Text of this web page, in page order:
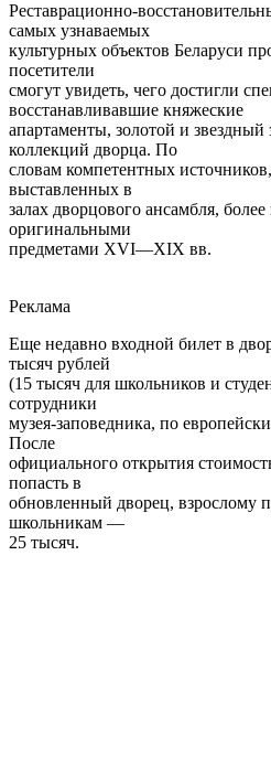
Реставрационно-
самых узнаваемых
культурных объектов Беларуси
посетители
смогут увидеть, чего достигли
восстанавливавшие княжеские
апартаменты, золотой и звездный
коллекций дворца. По
словам компетентных
выставленных в
залах дворцового ансамбля,
оригинальными
предметами XVI—XIX вв.
Реклама
Еще недавно входной билет в
тысяч рублей
(15 тысяч для школьников и
сотрудники
музея-заповедника, по
После
официального открытия
попасть в
обновленный дворец, взрослому
школьникам —
25 тысяч.